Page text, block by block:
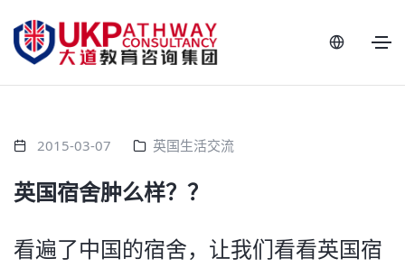
2015-03-07 英国生活交流
英国宿舍肿么样？？
看遍了中国的宿舍，让我们看看英国宿